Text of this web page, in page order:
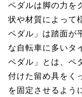
ペダルは脚の力を
状や材質によって
ペダル」は踏面が
な自転車に多いタ
ペダル」とは、ペ
付けた留め具をく
を固定させるよう